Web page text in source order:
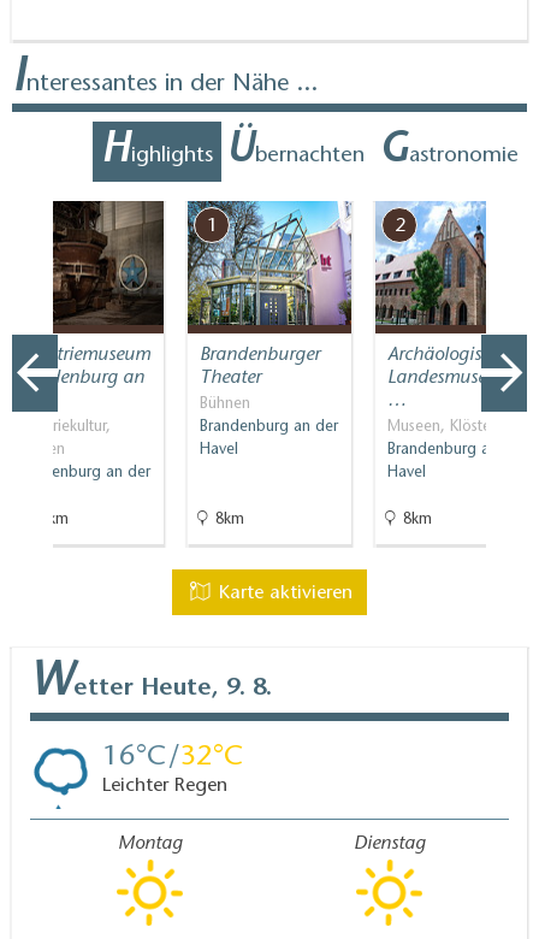
Interessantes in der Nähe ...
Highlights Übernachten Gastronomie
Industriemuseum
Brandenburg an
Industriekultur,
Museen
Brandenburg an der
9.6km
1
Brandenburger
Theater
Bühnen
Brandenburg an der
Havel
8km
2
Archäologisches
Landesmuseum
…
Museen, Klöster
Brandenburg an der
Havel
8km
Karte aktivieren
Wetter Heute, 9. 8.
16 32
Leichter Regen
Montag Dienstag